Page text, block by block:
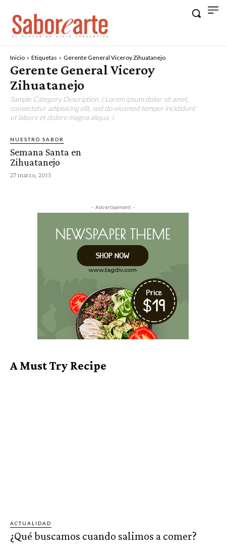
Inicio Etiquetas Gerente General Viceroy Zihuatanejo
Gerente General Viceroy
Zihuatanejo
Sample Category Description. ( Lorem ipsum dolor sit amet,
consectetur adipisicing elit, sed do eiusmod tempor incididunt
ut labore et dolore magna aliqua. )
NUESTRO SABOR
Semana Santa en
Zihuatanejo
27 marzo, 2015
- Advertisement -
A Must Try Recipe
ACTUALIDAD
¿Qué buscamos cuando salimos a comer?